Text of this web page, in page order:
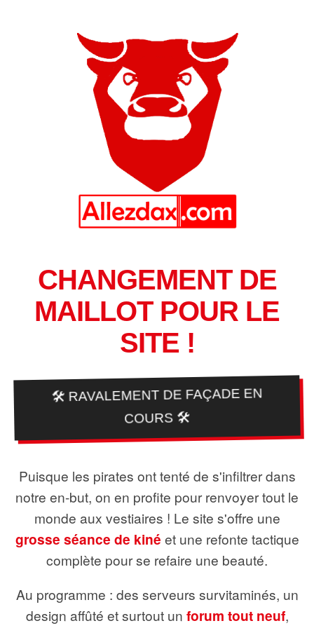
CHANGEMENT DE
MAILLOT POUR LE
SITE !
🛠️ RAVALEMENT DE FAÇADE EN
COURS 🛠️
Puisque les pirates ont tenté de s'infiltrer dans
notre en-but, on en profite pour renvoyer tout le
monde aux vestiaires ! Le site s'offre une
grosse séance de kiné et une refonte tactique
complète pour se refaire une beauté.
Au programme : des serveurs survitaminés, un
design affûté et surtout un forum tout neuf,